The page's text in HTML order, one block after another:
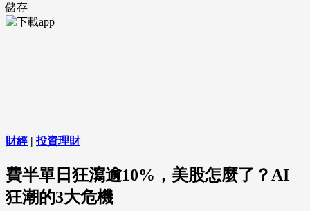
儲存
財經 | 投資理財
費半單日狂瀉逾10%，美股怎麼了？AI
狂潮的3大危機